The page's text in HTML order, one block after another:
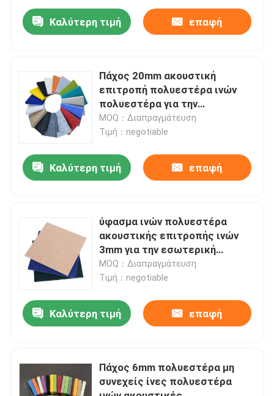
Προϊόντα
Σχετικά με εμάς
Γύρος εργοστασίων
επαφή
Ζητήστε ένα απόσπασμα
Viscose μη συνεχείς ίνες
Συρραπτικές ίνες πολυπροπυλενίου
Καλύτερη τιμή επαφή
Πάχος 20mm ακουστική
επιτροπή πολυεστέρα ινών
πολυεστέρα για την
εσωτερική διακόσμηση
MOQ：Διαπραγμάτευση
Τιμή：negotiable
Καλύτερη τιμή επαφή
ύφασμα ινών πολυεστέρα
ακουστικής επιτροπής ινών
3mm για την εσωτερική
διακόσμηση
MOQ：Διαπραγμάτευση
Τιμή：negotiable
Καλύτερη τιμή επαφή
Πάχος 6mm πολυεστέρα μη
συνεχείς ίνες πολυεστέρα